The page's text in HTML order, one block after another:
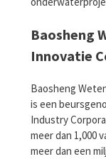
Baosheng
Innovatie
Baosheng
is een
Industry
meer dan 1,000
meer dan een